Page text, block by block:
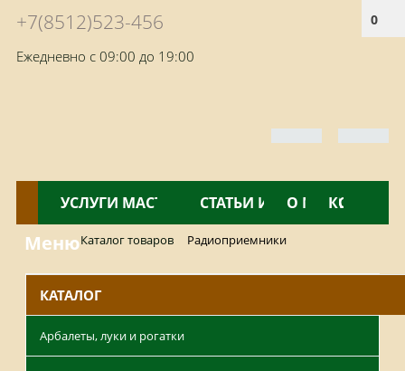
0
+7(8512)523-456
Ежедневно с 09:00 до 19:00
КАТАЛОГ
УСЛУГИ МАСТЕРСКОЙНОВОСТИ
СТАТЬИ И ОБЗОРЫ
О МАГАЗИНЕ
МенюКаталог товаров Радиоприемники
КАТАЛОГ
Арбалеты, луки и рогатки